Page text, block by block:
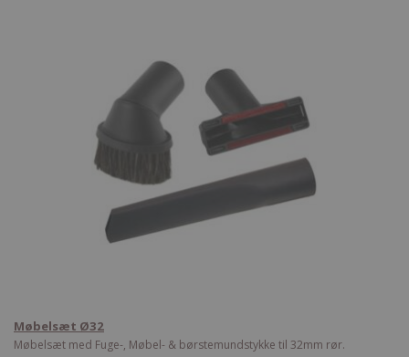
Møbelsæt Ø32
Møbelsæt med Fuge-, Møbel- & børstemundstykke til 32mm rør.